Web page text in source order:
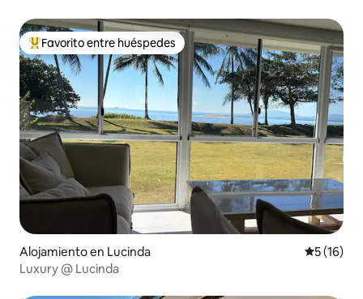
Favorito entre huéspedes preferido
Favorito entre huéspedes
Alojamiento en Lucinda
5 (16)
Luxury @ Lucinda